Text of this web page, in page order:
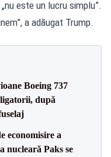
este un lucru simplu”.
a adăugat Trump.
Boeing 737
după
economisire a
nucleară Paks se